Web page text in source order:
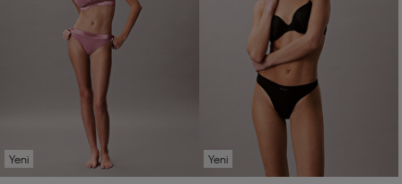
Yeni Yeni